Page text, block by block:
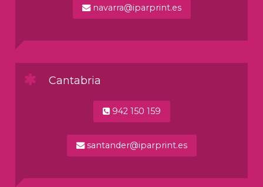
navarra@iparprint.es
Cantabria
942 150 159
santander@iparprint.es